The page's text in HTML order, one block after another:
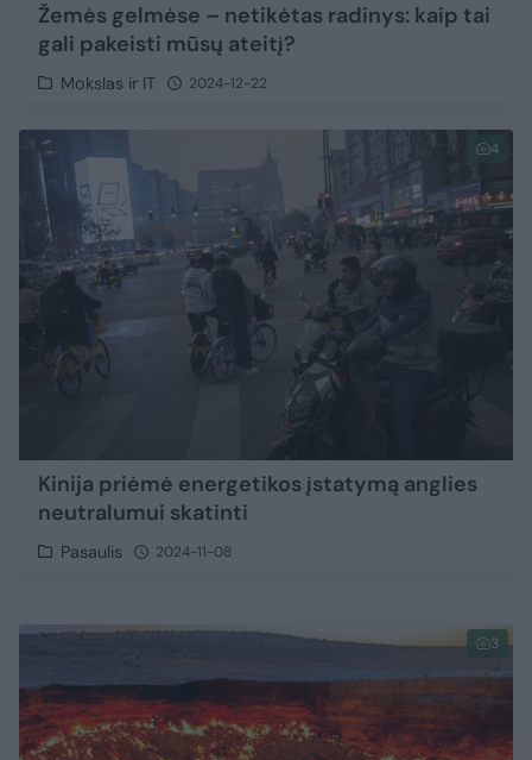
Žemės gelmėse – netikėtas radinys: kaip tai
gali pakeisti mūsų ateitį?
Mokslas ir IT 2024-12-22
4
Kinija priėmė energetikos įstatymą anglies
neutralumui skatinti
Pasaulis 2024-11-08
3